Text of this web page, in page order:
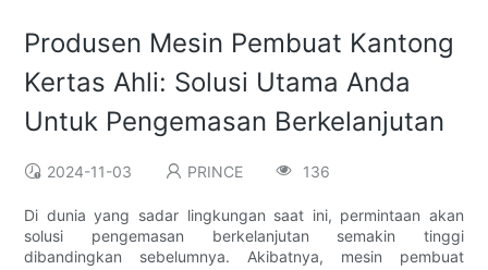
Produsen Mesin Pembuat Kantong
Kertas Ahli: Solusi Utama Anda
Untuk Pengemasan Berkelanjutan
2024-11-03 PRINCE 136
Di dunia yang sadar lingkungan saat ini, permintaan akan
solusi pengemasan berkelanjutan semakin tinggi
dibandingkan sebelumnya. Akibatnya, mesin pembuat